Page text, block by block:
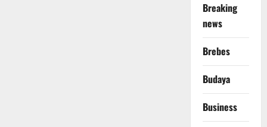
Breaking
news
Brebes
Budaya
Business